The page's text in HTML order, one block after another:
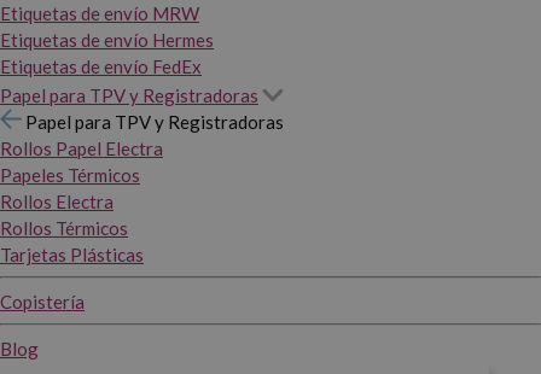
Etiquetas de envío MRW
Etiquetas de envío Hermes
Etiquetas de envío FedEx
Papel para TPV y Registradoras
Papel para TPV y Registradoras
Rollos Papel Electra
Papeles Térmicos
Rollos Electra
Rollos Térmicos
Tarjetas Plásticas
Copistería
Blog